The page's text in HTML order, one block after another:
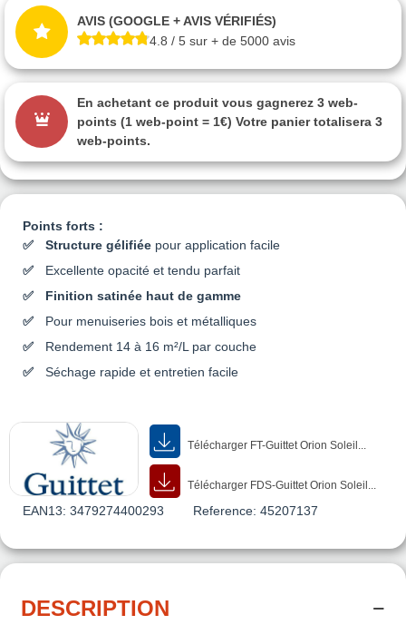
Points forts :
Structure gélifiée pour application facile
Excellente opacité et tendu parfait
Finition satinée haut de gamme
Pour menuiseries bois et métalliques
Rendement 14 à 16 m²/L par couche
Séchage rapide et entretien facile
Télécharger FT-Guittet Orion Soleil...
Télécharger FDS-Guittet Orion Soleil...
EAN13: 3479274400293 Reference: 45207137
AVIS (GOOGLE + AVIS VÉRIFIÉS)
4.8 / 5 sur + de 5000 avis
En achetant ce produit vous gagnerez 3 web-
points (1 web-point = 1€) Votre panier totalisera 3
web-points.
DESCRIPTION